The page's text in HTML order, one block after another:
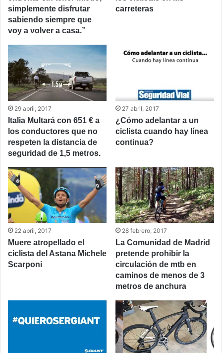
simplemente disfrutar
sabiendo siempre que
voy a volver a casa.”
carreteras
29 abril, 2017
Italia Multará con 651 € a
los conductores que no
respeten la distancia de
seguridad de 1,5 metros.
27 abril, 2017
¿Cómo adelantar a un
ciclista cuando hay línea
continua?
22 abril, 2017
Muere atropellado el
ciclista del Astana Michele
Scarponi
28 febrero, 2017
La Comunidad de Madrid
pretende prohibir la
circulación de mtb en
caminos de menos de 3
metros de anchura